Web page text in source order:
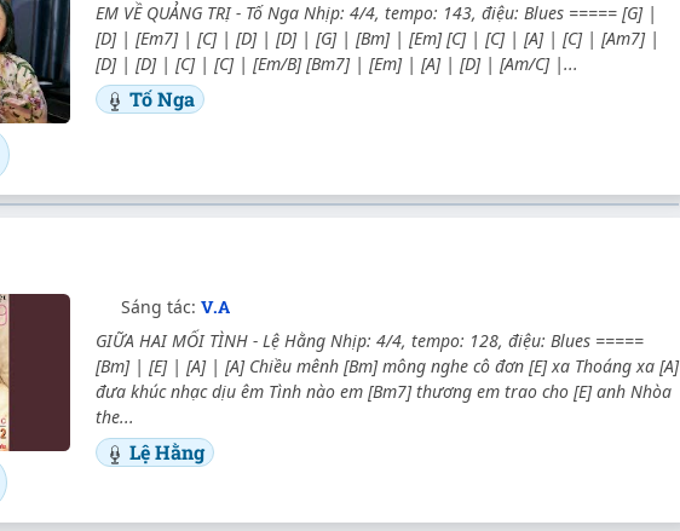
EM VỀ QUẢNG TRỊ - Tố Nga Nhịp: 4/4, tempo: 143, điệu: Blues ===== [G] |
[D] | [Em7] | [C] | [D] | [D] | [G] | [Bm] | [Em] [C] | [C] | [A] | [C] | [Am7] |
[D] | [D] | [C] | [C] | [Em/B] [Bm7] | [Em] | [A] | [D] | [Am/C] |...
Tố Nga
Sáng tác: V.A
GIỮA HAI MỐI TÌNH - Lệ Hằng Nhịp: 4/4, tempo: 128, điệu: Blues =====
[Bm] | [E] | [A] | [A] Chiều mênh [Bm] mông nghe cô đơn [E] xa Thoáng xa [A]
đưa khúc nhạc dịu êm Tình nào em [Bm7] thương em trao cho [E] anh Nhòa
the...
Lệ Hằng